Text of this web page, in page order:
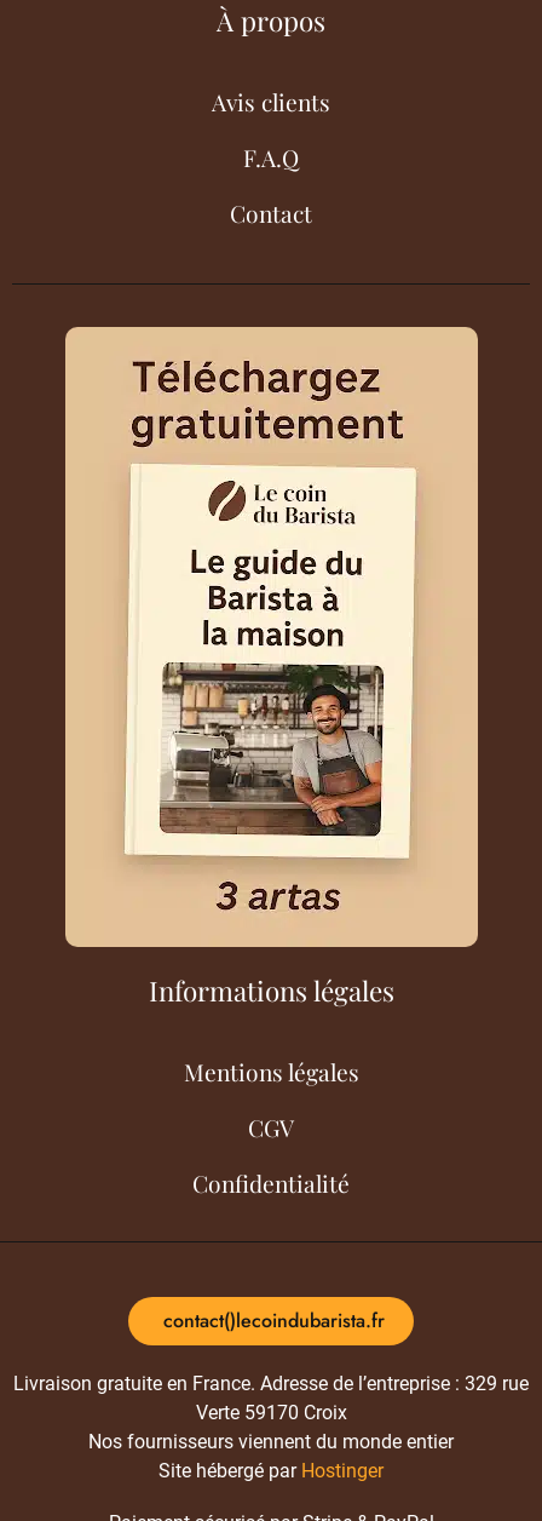
À propos
Avis clients
F.A.Q
Contact
Informations légales
Mentions légales
CGV
Confidentialité
contact()lecoindubarista.fr
Livraison gratuite en France. Adresse de l’entreprise : 329 rue
Verte 59170 Croix
Nos fournisseurs viennent du monde entier
Site hébergé par Hostinger